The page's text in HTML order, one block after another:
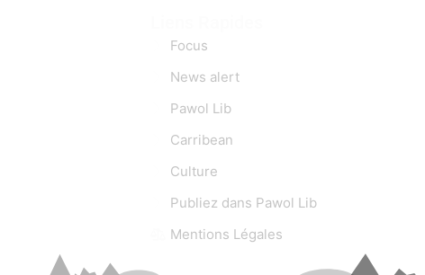
Focus
News alert
Pawol Lib
Carribean
Culture
Publiez dans Pawol Lib
Mentions Légales